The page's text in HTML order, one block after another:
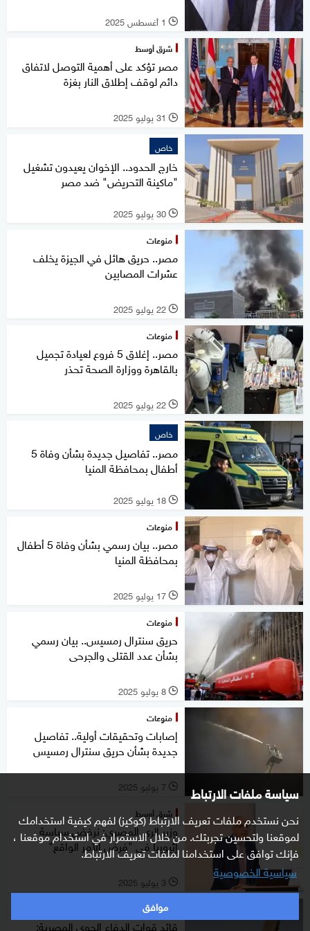
سياسة ملفات الارتباط
نحن نستخدم ملفات تعريف الارتباط (كوكيز) لفهم كيفية استخدامك
لموقعنا ولتحسين تجربتك. من خلال الاستمرار في استخدام موقعنا ،
فإنك توافق على استخدامنا لملفات تعريف الارتباط.
سياسية الخصوصية
موافق
l 1 أغسطس 2025
شرق أوسط
مصر تؤكد على أهمية التوصل لاتفاق
دائم لوقف إطلاق النار بغزة
l 31 يوليو 2025
خاص
خارج الحدود.. الإخوان يعيدون تشغيل
"ماكينة التحريض" ضد مصر
l 30 يوليو 2025
منوعات
مصر.. حريق هائل في الجيزة يخلف
عشرات المصابين
l 22 يوليو 2025
منوعات
مصر.. إغلاق 5 فروع لعيادة تجميل
بالقاهرة ووزارة الصحة تحذر
l 22 يوليو 2025
خاص
مصر.. تفاصيل جديدة بشأن وفاة 5
أطفال بمحافظة المنيا
l 18 يوليو 2025
منوعات
مصر.. بيان رسمي بشأن وفاة 5 أطفال
بمحافظة المنيا
l 17 يوليو 2025
منوعات
حريق سنترال رمسيس.. بيان رسمي
بشأن عدد القتلى والجرحى
l 8 يوليو 2025
منوعات
إصابات وتحقيقات أولية.. تفاصيل
جديدة بشأن حريق سنترال رمسيس
l 7 يوليو 2025
شرق أوسط
وزير الري المصري: نرفض سياسة
إثيوبيا في "فرض الأمر الواقع"
l 3 يوليو 2025
شرق أوسط
قائد قوات الدفاع الجوي المصرية: